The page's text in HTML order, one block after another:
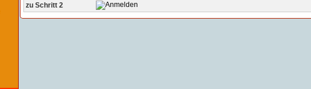
zu Schritt 2